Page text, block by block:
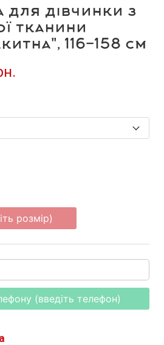
дівчинки з
тканини
116-158 см
розмір)
(введіть телефон)